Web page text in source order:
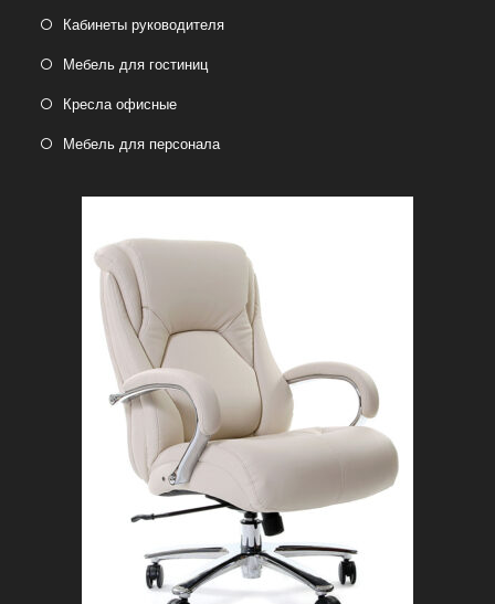
Кабинеты руководителя
Мебель для гостиниц
Кресла офисные
Мебель для персонала